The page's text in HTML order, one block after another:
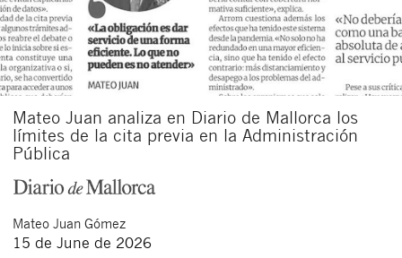
Mateo Juan analiza en Diario de Mallorca los
límites de la cita previa en la Administración
Pública
Mateo Juan Gómez
15 de June de 2026